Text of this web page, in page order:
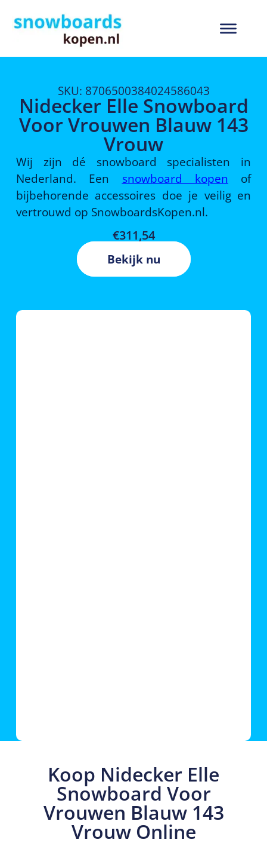
SKU: 8706500384024586043
Nidecker Elle Snowboard
Voor Vrouwen Blauw 143
Vrouw
Wij zijn dé snowboard specialisten in
Nederland. Een snowboard kopen of
bijbehorende accessoires doe je veilig en
vertrouwd op SnowboardsKopen.nl.
€311,54
Bekijk nu
Koop Nidecker Elle
Snowboard Voor
Vrouwen Blauw 143
Vrouw Online